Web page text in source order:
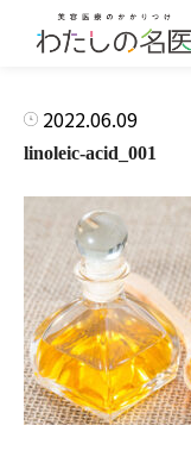
2022.06.09
linoleic-acid_001